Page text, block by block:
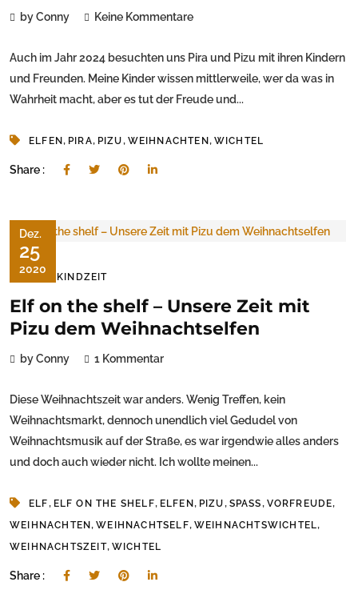
by Conny Keine Kommentare
Auch im Jahr 2024 besuchten uns Pira und Pizu mit ihren Kindern
und Freunden. Meine Kinder wissen mittlerweile, wer da was in
Wahrheit macht, aber es tut der Freude und...
ELFEN, PIRA, PIZU, WEIHNACHTEN, WICHTEL
Share :
Dez.
25
2020
KLEINKINDZEIT
Elf on the shelf – Unsere Zeit mit
Pizu dem Weihnachtselfen
by Conny 1 Kommentar
Diese Weihnachtszeit war anders. Wenig Treffen, kein
Weihnachtsmarkt, dennoch unendlich viel Gedudel von
Weihnachtsmusik auf der Straße, es war irgendwie alles anders
und doch auch wieder nicht. Ich wollte meinen...
ELF, ELF ON THE SHELF, ELFEN , PIZU, SPASS , VORFREUDE,
WEIHNACHTEN,WEIHNACHTSELF, WEIHNACHTSWICHTEL,
WEIHNACHTSZEIT, WICHTEL
Share :